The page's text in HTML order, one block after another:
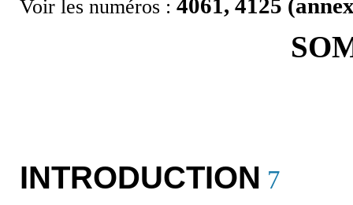
Voir les numéros : 4061, 4125
INTRODUCTION 7